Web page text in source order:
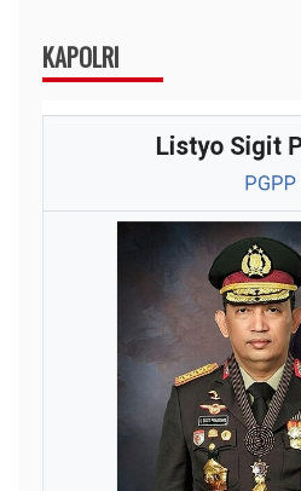
KAPOLRI